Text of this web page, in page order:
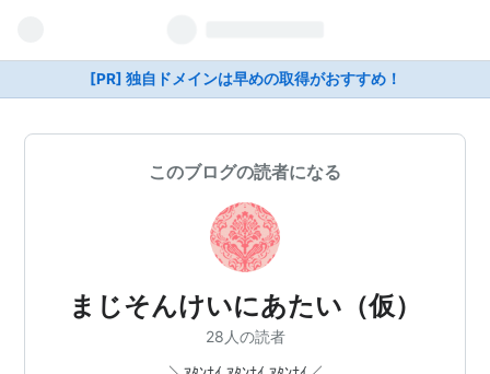
[PR] 独自ドメインは早めの取得がおすすめ！
このブログの読者になる
まじそんけいにあたい（仮）
28人の読者